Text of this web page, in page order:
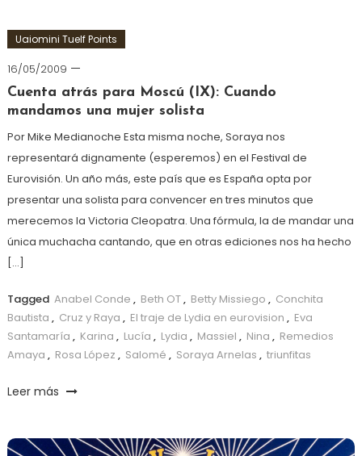
Uaiomini Tuelf Points
16/05/2009
Cuenta atrás para Moscú (IX): Cuando
mandamos una mujer solista
Por Mike Medianoche Esta misma noche, Soraya nos
representará dignamente (esperemos) en el Festival de
Eurovisión. Un año más, este país que es España opta por
presentar una solista para convencer en tres minutos que
merecemos la Victoria Cleopatra. Una fórmula, la de mandar una
única muchacha cantando, que en otras ediciones nos ha hecho
[…]
Tagged Anabel Conde , Beth OT, Betty Missiego , Conchita
Bautista , Cruz y Raya , El traje de Lydia en eurovision , Eva
Santamaría , Karina , Lucía , Lydia , Massiel , Nina , Remedios
Amaya , Rosa López , Salomé , Soraya Arnelas , triunfitas
Leer más